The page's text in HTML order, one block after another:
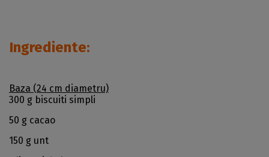
Ingrediente:
Baza (24 cm diametru)
300 g biscuiti simpli
50 g cacao
150 g unt